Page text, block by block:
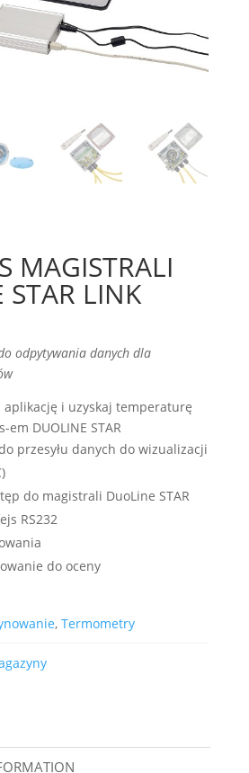
MAGISTRALI
STAR LINK
odpytywania danych dla
aplikację i uzyskaj temperaturę
DUOLINE STAR
przesyłu danych do wizualizacji
do magistrali DuoLine STAR
RS232
do oceny
, Termometry